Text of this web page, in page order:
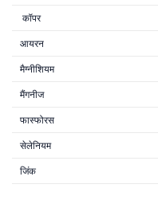
कॉपर
आयरन
मैग्नीशियम
मैंगनीज
फास्फोरस
सेलेनियम
जिंक